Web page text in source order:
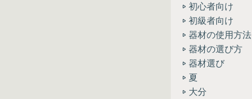
初心者向け
初級者向け
器材の使用方法
器材の選び方
器材選び
夏
大分